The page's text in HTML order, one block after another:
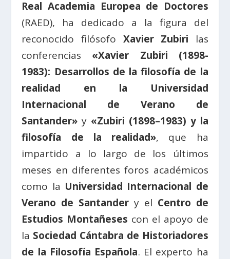
Real Academia Europea de Doctores
(RAED), ha dedicado a la figura del
reconocido filósofo Xavier Zubiri las
conferencias «Xavier Zubiri (1898-
1983): Desarrollos de la filosofía de la
realidad en la Universidad
Internacional de Verano de
Santander» y «Zubiri (1898–1983) y la
filosofía de la realidad», que ha
impartido a lo largo de los últimos
meses en diferentes foros académicos
como la Universidad Internacional de
Verano de Santander y el Centro de
Estudios Montañeses con el apoyo de
la Sociedad Cántabra de Historiadores
de la Filosofía Española. El experto ha